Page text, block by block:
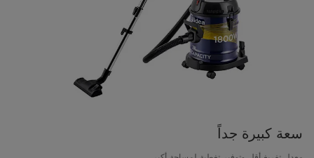
سعة كبيرة جداً